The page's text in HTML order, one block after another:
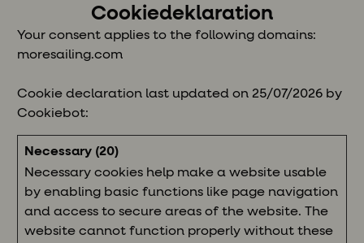
Cookiedeklaration
Your consent applies to the following domains:
moresailing.com
Cookie declaration last updated on 25/07/2026 by
Cookiebot:
Necessary (20)
Necessary cookies help make a website usable
by enabling basic functions like page navigation
and access to secure areas of the website. The
website cannot function properly without these